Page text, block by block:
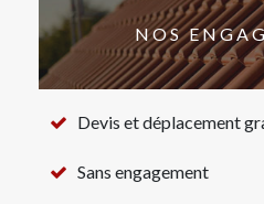
NOS
Devis et déplacement
Sans engagement